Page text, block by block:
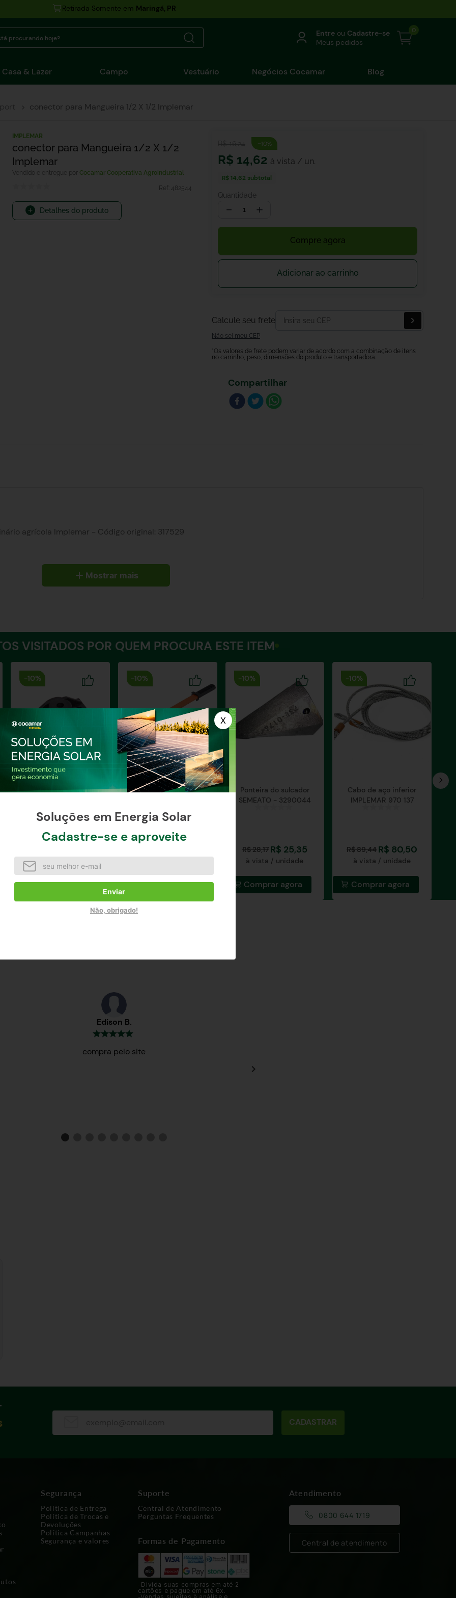
Soluções em Energia Solar
Cadastre-se e aproveite
Enviar
Não, obrigado!
Retirada Somente em Maringá, PR
procurando hoje? Entre ou Cadastre-se
Meus pedidos
0
Casa & Lazer Campo Vestuário Negócios Cocamar Blog
conector para Mangueira 1/2 X 1/2 Implemar
IMPLEMAR
conector para Mangueira 1/2 X 1/2
Implemar
Cocamar Cooperativa Agroindustrial
Ref: 482544
Detalhes do produto
-10%
R$ 14,62
R$ 14,62 subtotal
Quantidade
＋
－
Compre agora
Adicionar ao carrinho
Calcule seu frete
Não sei meu CEP
*Os valores de frete podem variar de acordo com a combinação de itens
no carrinho, peso, dimensões do produto e transportadora.
Compartilhar
agrícola Implemar - Código original: 317529
Mostrar mais
VISITADOS POR QUEM PROCURA ESTE ITEM
-10%
Abraçadeira Tubo Bijet
à vista / unidade
Comprar agora
-10%
Alavanca de acionamento
Comprar agora
-10%
Ponteira do sulcador
SEMEATO - 3290044
R$28,17 R$ 25,35
à vista / unidade
Comprar agora
-10%
Cabo de aço inferior
IMPLEMAR 970 137
R$89,44 R$ 80,50
à vista / unidade
Comprar agora
Edison B.
compra pelo site
CADASTRAR
Segurança
Política de Entrega
Política de Trocas e
Devoluções
Política Campanhas
Segurança e valores
Suporte
Central de Atendimento
Perguntas Frequentes
Formas de Pagamento
-Divida suas compras em até 2
cartões e pague em até 6x.
Atendimento
0800 644 1719
Central de atendimento